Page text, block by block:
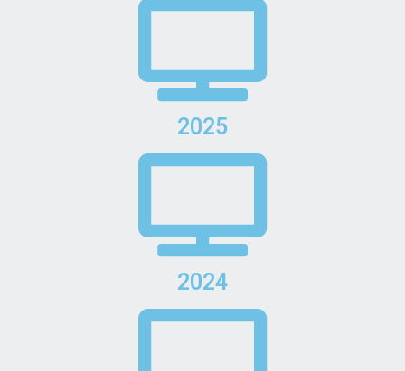
2025
2024